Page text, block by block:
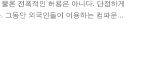
론 전폭적인 허용은 아니다. 단정하게
동안 외국인들이 이용하는 컴파운드